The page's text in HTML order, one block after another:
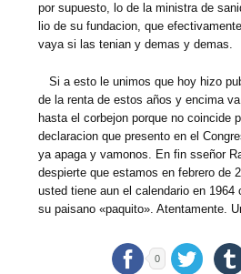
por supuesto, lo de la ministra de
lio de su fundacion, que
vaya si las tenian y demas y demas.
Si a esto le unimos que hoy hizo
de la renta de estos años y encima
hasta el corbejon porque no coincide
declaracion que presento en el
ya apaga y vamonos. En fin sseñor
despierte que estamos en febrero de
usted tiene aun el calendario en 1964
su paisano «paquito». Atentamente.
0